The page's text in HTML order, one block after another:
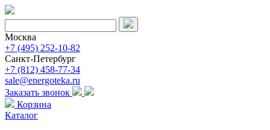
Москва
+7 (495) 252-10-82
Санкт-Петербург
+7 (812) 458-77-34
sale@energoteka.ru
Заказать звонок
Корзина
Каталог